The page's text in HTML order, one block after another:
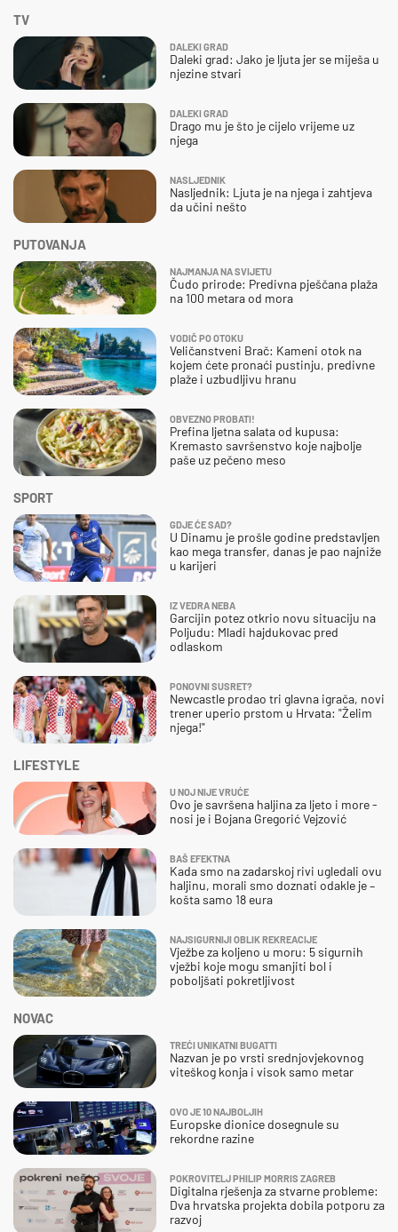
SPORT
GDJE ĆE SAD?
U Dinamu je prošle godine predstavljen
kao mega transfer, danas je pao najniže
u karijeri
IZ VEDRA NEBA
Garcijin potez otkrio novu situaciju na
Poljudu: Mladi hajdukovac pred
odlaskom
PONOVNI SUSRET?
Newcastle prodao tri glavna igrača, novi
trener uperio prstom u Hrvata: "Želim
njega!"
TV
DALEKI GRAD
Daleki grad: Jako je ljuta jer se miješa u
njezine stvari
DALEKI GRAD
Drago mu je što je cijelo vrijeme uz
njega
NASLJEDNIK
Nasljednik: Ljuta je na njega i zahtjeva
da učini nešto
PUTOVANJA
NAJMANJA NA SVIJETU
Čudo prirode: Predivna pješčana plaža
na 100 metara od mora
VODIČ PO OTOKU
Veličanstveni Brač: Kameni otok na
kojem ćete pronaći pustinju, predivne
plaže i uzbudljivu hranu
OBVEZNO PROBATI!
Prefina ljetna salata od kupusa:
Kremasto savršenstvo koje najbolje
paše uz pečeno meso
NOVAC
TREĆI UNIKATNI BUGATTI
Nazvan je po vrsti srednjovjekovnog
viteškog konja i visok samo metar
OVO JE 10 NAJBOLJIH
Europske dionice dosegnule su
rekordne razine
POKROVITELJ PHILIP MORRIS ZAGREB
Digitalna rješenja za stvarne probleme:
Dva hrvatska projekta dobila potporu za
razvoj
LIFESTYLE
U NOJ NIJE VRUĆE
Ovo je savršena haljina za ljeto i more -
nosi je i Bojana Gregorić Vejzović
BAŠ EFEKTNA
Kada smo na zadarskoj rivi ugledali ovu
haljinu, morali smo doznati odakle je –
košta samo 18 eura
NAJSIGURNIJI OBLIK REKREACIJE
Vježbe za koljeno u moru: 5 sigurnih
vježbi koje mogu smanjiti bol i
poboljšati pokretljivost